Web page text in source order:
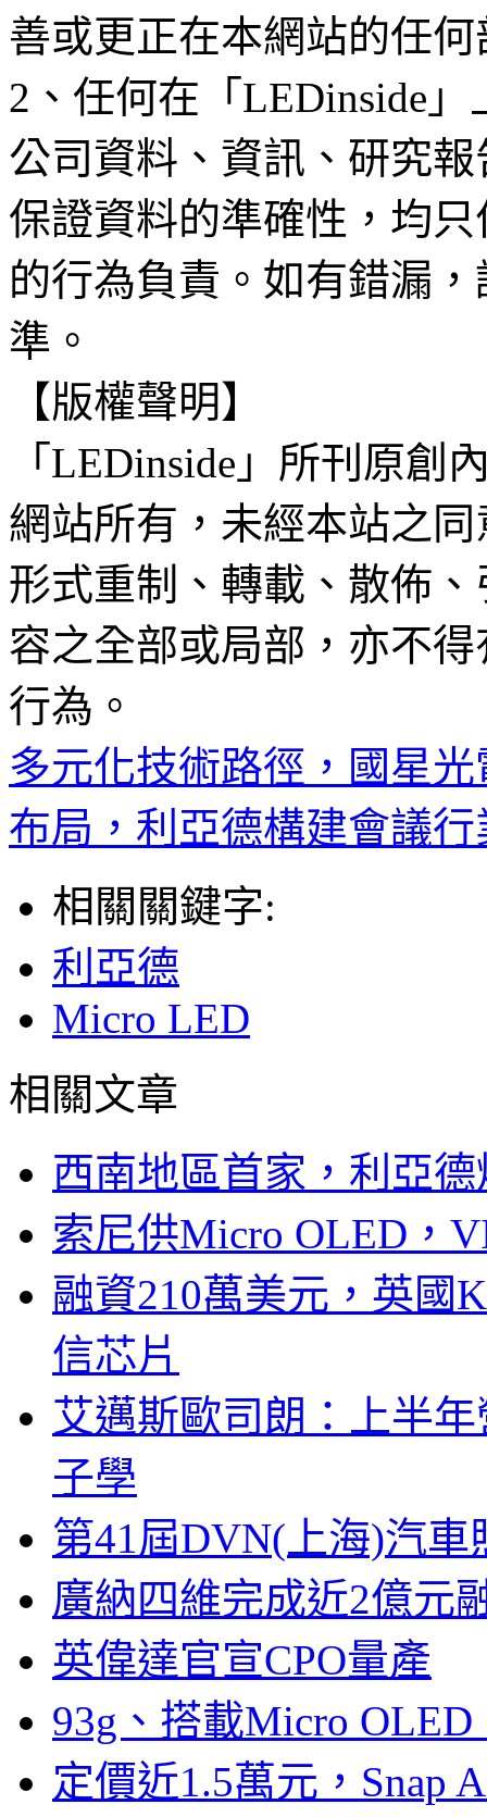
善或更正在本網站的任
2、任何在「LEDinside
公司資料、資訊、研究
保證資料的準確性，均
的行為負責。如有錯漏
準。
【版權聲明】
「LEDinside」所刊原創
網站所有，未經本站之
形式重制、轉載、散佈
容之全部或局部，亦不
行為。
多元化技術路徑，國星
布局，利亞德構建會議
相關關鍵字:
利亞德
Micro LED
相關文章
西南地區首家，利亞
索尼供Micro OLED，
融資210萬美元，英國
信芯片
艾邁斯歐司朗：上半
子學
第41屆DVN(上海)汽
廣納四維完成近2億元
英偉達官宣CPO量產
93g、搭載Micro
定價近1.5萬元，Snap